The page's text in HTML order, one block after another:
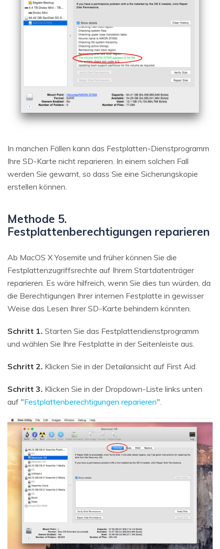
In manchen Fällen kann das Festplatten-Dienstprogramm
Ihre SD-Karte nicht reparieren. In einem solchen Fall
werden Sie gewarnt, so dass Sie eine Sicherungskopie
erstellen können.
Methode 5.
Festplattenberechtigungen reparieren
Ab MacOS X Yosemite und früher können Sie die
Festplattenzugriffsrechte auf Ihrem Startdatenträger
reparieren. Es wäre hilfreich, wenn Sie dies tun würden, da
die Berechtigungen Ihrer internen Festplatte in gewisser
Weise das Lesen Ihrer SD-Karte behindern könnten.
Schritt 1. Starten Sie das Festplattendienstprogramm
und wählen Sie Ihre Festplatte in der Seitenleiste aus.
Schritt 2. Klicken Sie in der Detailansicht auf First Aid.
Schritt 3. Klicken Sie in der Dropdown-Liste links unten
auf "Festplattenberechtigungen reparieren".